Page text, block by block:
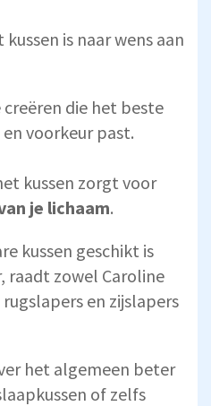
is naar wens aan
die het beste
voorkeur past.
kussen zorgt voor
je lichaam.
kussen geschikt is
raadt zowel Caroline
en zijslapers
het algemeen beter
of zelfs